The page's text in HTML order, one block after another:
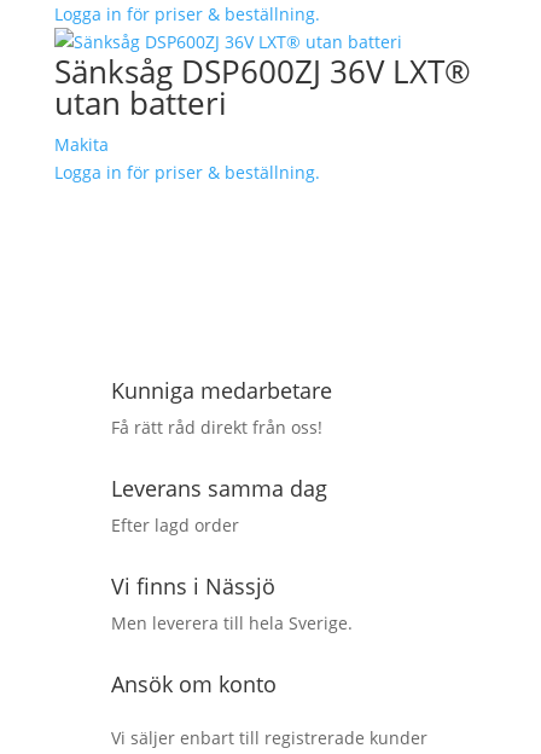
Logga in för priser & beställning.
Sänksåg DSP600ZJ 36V LXT®
utan batteri
Makita
Logga in för priser & beställning.
Kunniga medarbetare
Få rätt råd direkt från oss!
Leverans samma dag
Efter lagd order
Vi finns i Nässjö
Men leverera till hela Sverige.
Ansök om konto
Vi säljer enbart till registrerade kunder